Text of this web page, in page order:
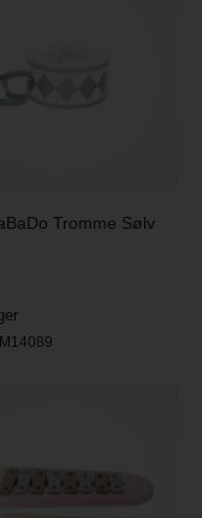
Tromme Sølv
M14089